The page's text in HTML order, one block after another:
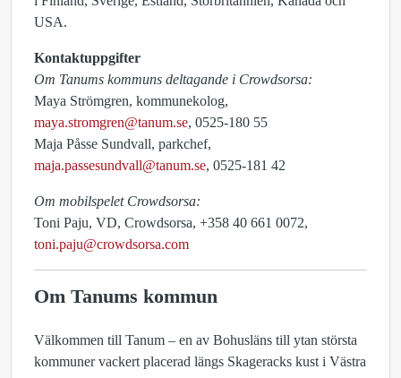
USA.
Kontaktuppgifter
Om Tanums kommuns deltagande i Crowdsorsa:
Maya Strömgren, kommunekolog,
maya.stromgren@tanum.se, 0525-180 55
Maja Påsse Sundvall, parkchef,
maja.passesundvall@tanum.se, 0525-181 42
Om mobilspelet Crowdsorsa:
Toni Paju, VD, Crowdsorsa, +358 40 661 0072,
toni.paju@crowdsorsa.com
Om Tanums kommun
Välkommen till Tanum – en av Bohusläns till ytan största
kommuner vackert placerad längs Skageracks kust i Västra